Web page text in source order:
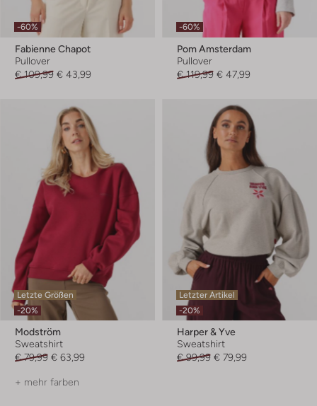
-60%
Fabienne Chapot
Pullover
€ 109,99 € 43,99
-60%
Pom Amsterdam
Pullover
€ 119,99 € 47,99
Letzte Größen
-20%
Modström
Sweatshirt
€ 79,99 € 63,99
+ mehr farben
Letzter Artikel
-20%
Harper & Yve
Sweatshirt
€ 99,99 € 79,99